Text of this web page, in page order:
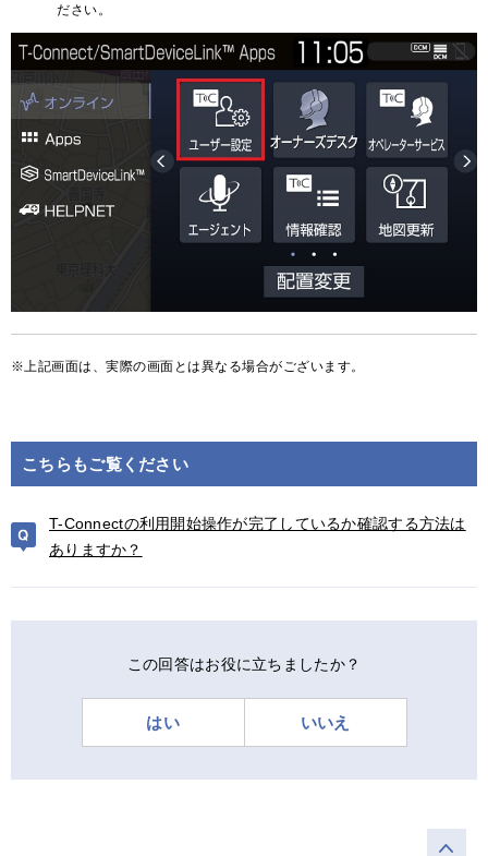
ださい。
上記画面は、実際の画面とは異なる場合がございます。
こちらもご覧ください
T-Connectの利用開始操作が完了しているか確認する方法は
ありますか？
この回答はお役に立ちましたか？
はい いいえ